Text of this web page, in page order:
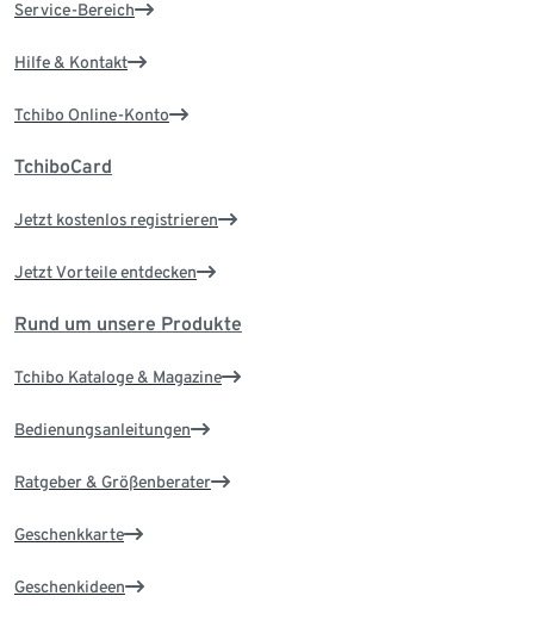
Service-Bereich
Hilfe & Kontakt
Tchibo Online-Konto
TchiboCard
Jetzt kostenlos registrieren
Jetzt Vorteile entdecken
Rund um unsere Produkte
Tchibo Kataloge & Magazine
Bedienungsanleitungen
Ratgeber & Größenberater
Geschenkkarte
Geschenkideen